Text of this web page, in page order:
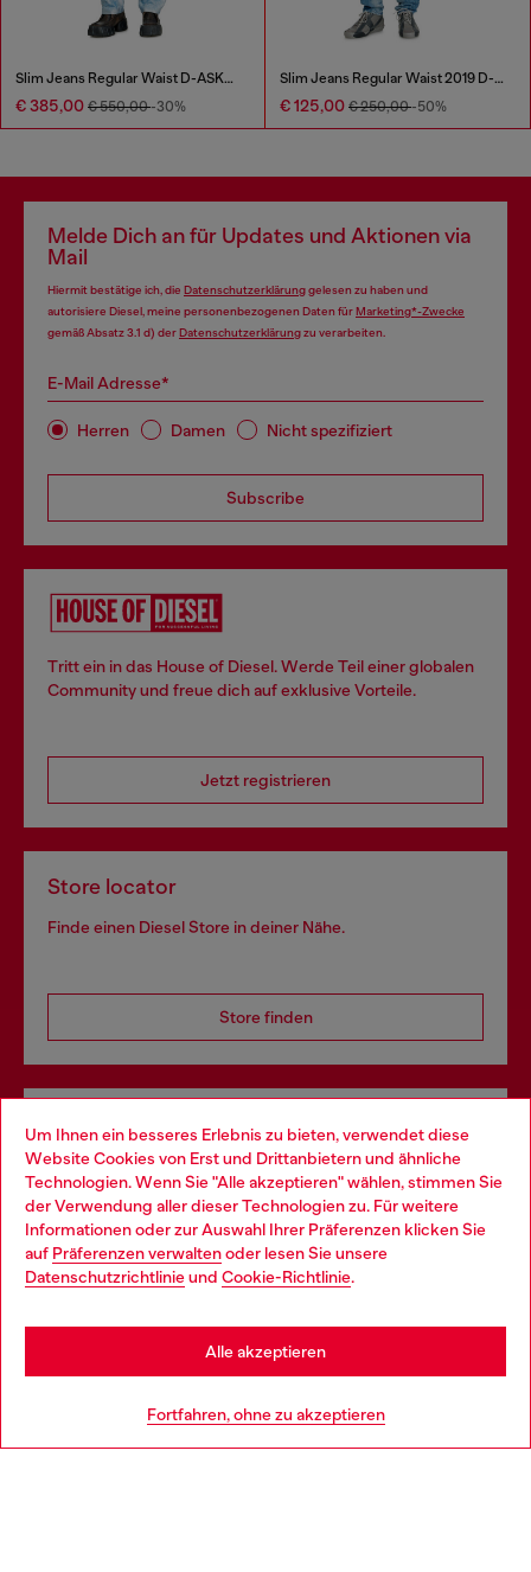
Um Ihnen ein besseres Erlebnis zu bieten, verwendet diese
Website Cookies von Erst und Drittanbietern und ähnliche
Technologien. Wenn Sie "Alle akzeptieren" wählen, stimmen Sie
der Verwendung aller dieser Technologien zu. Für weitere
Informationen oder zur Auswahl Ihrer Präferenzen klicken Sie
auf Präferenzen verwaltenoder lesen Sie unsere
Datenschutzrichtlinieund Cookie-Richtlinie.
Fortfahren, ohne zu akzeptieren
Alle akzeptieren
Slim Jeans Regular Waist D-ASKAR
€ 385,00 € 550,00-30%
Slim Jeans Regular Waist 2019 D-Strukt
€ 125,00 € 250,00-50%
Melde Dich an für Updates und Aktionen via
Mail
Hiermit bestätige ich, die Datenschutzerklärunggelesen zu haben und
autorisiere Diesel, meine personenbezogenen Daten fürMarketing*-Zwecke
gemäß Absatz 3.1 d) derDatenschutzerklärungzu verarbeiten.
E-Mail Adresse*
Herren Damen Nicht spezifiziert
Subscribe
Tritt ein in das House of Diesel. Werde Teil einer globalen
Community und freue dich auf exklusive Vorteile.
Jetzt registrieren
Store locator
Finde einen Diesel Store in deiner Nähe.
Store finden
Omnichannel-Services
Entdecke unser gesamtes Service-Angebot, online und
im Store.
Mehr erfahren
Choose your location
You are currently browsing Österreich website, but it seems you
may be based in United States